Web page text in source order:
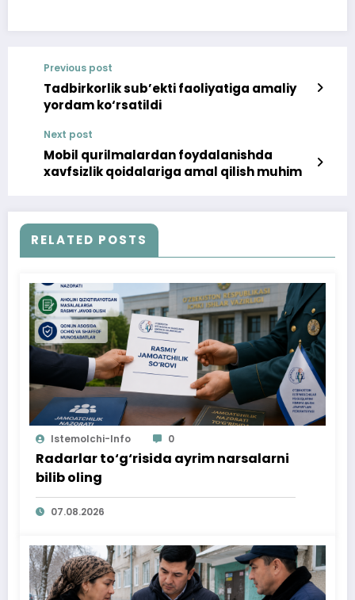
Previous post
Tadbirkorlik sub’ekti faoliyatiga amaliy
yordam ko‘rsatildi
Next post
Mobil qurilmalardan foydalanishda
xavfsizlik qoidalariga amal qilish muhim
RELATED POSTS
Istemolchi-Info 0
Radarlar to‘g‘risida ayrim narsalarni
bilib oling
07.08.2026